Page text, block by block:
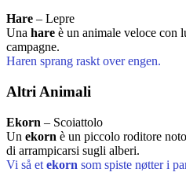
Hare – Lepre
Una hare è un animale veloce con
campagne.
Haren sprang raskt over engen.
Altri Animali
Ekorn – Scoiattolo
Un ekorn è un piccolo roditore
di arrampicarsi sugli alberi.
Vi så et ekorn som spiste nøtter i